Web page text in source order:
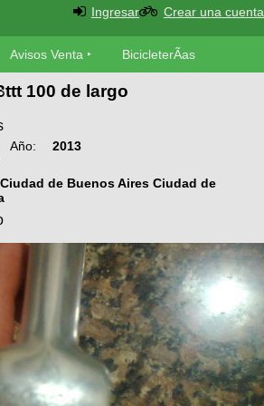
Ingresar Crear una cuenta
Avisos Venta BicicleterÃ­as
100 de largo
Año:
2013
de Buenos Aires Ciudad de